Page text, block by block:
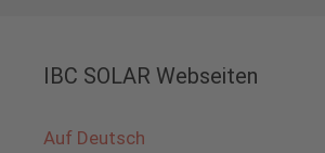
IBC SOLAR Webseiten
Auf Deutsch